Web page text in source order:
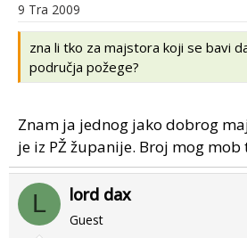
9 Tra 2009
zna li tko za majstora koji se bavi
područja požege?
Znam ja jednog jako dobrog
je iz PŽ županije. Broj mog mob
L lord dax
Guest